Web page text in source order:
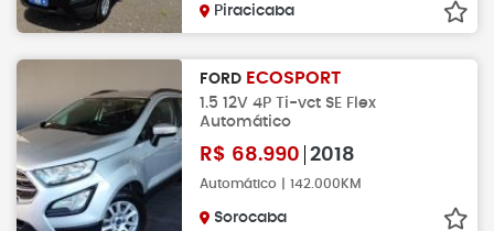
Piracicaba
FORD ECOSPORT
1.5 12V 4P Ti-vct SE Flex
Automático
R$ 68.990 2018
Automático | 142.000KM
Sorocaba